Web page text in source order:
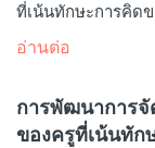
ที่เน้นทักษะการคิดข
อ่านต่อ
การพัฒนาการจั
ของครูที่เน้นทัก